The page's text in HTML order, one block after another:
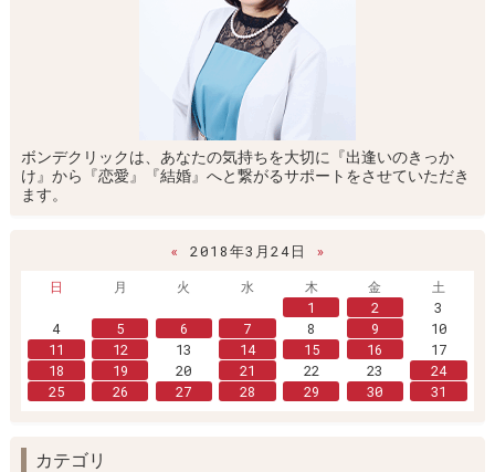
ボンデクリックは、あなたの気持ちを大切に『出逢いのきっか
け』から『恋愛』『結婚』へと繋がるサポートをさせていただき
ます。
« 2018年3月24日
»
日
月 火 水 木 金
土
1
2
3
4
5 6 7 8 9
10
11
12 13 14 15 16
17
18
19 20 21 22 23
24
25
26 27 28 29 30 31
カテゴリ